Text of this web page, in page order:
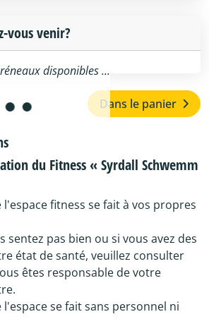
vous venir?
disponibles ...
Dans le panier
du Fitness « Syrdall Schwemm
fitness se fait à vos propres
sentez pas bien ou si vous avez des
état de santé, veuillez consulter
êtes responsable de votre
se fait sans personnel ni